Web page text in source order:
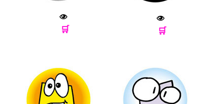
🛒 🛒